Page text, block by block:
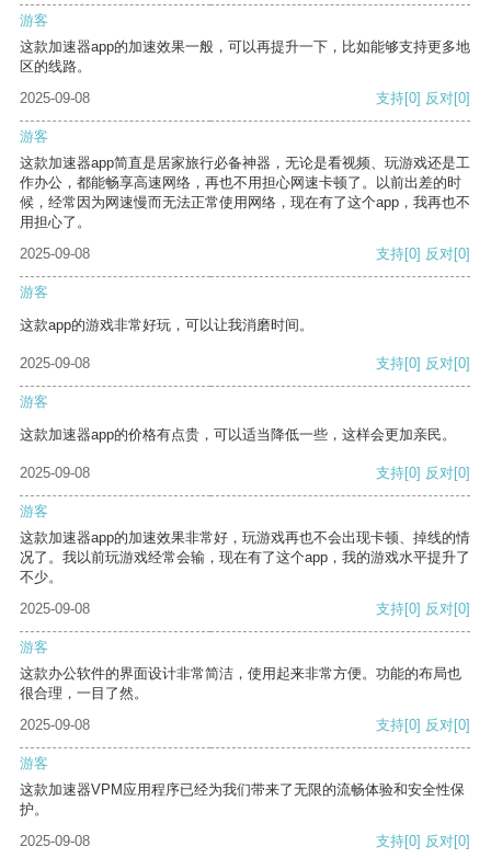
游客
这款加速器app的加速效果一般，可以再提升一下，比如能够支持更多地
区的线路。
2025-09-08
支持[0] 反对[0]
游客
这款加速器app简直是居家旅行必备神器，无论是看视频、玩游戏还是工
作办公，都能畅享高速网络，再也不用担心网速卡顿了。以前出差的时
候，经常因为网速慢而无法正常使用网络，现在有了这个app，我再也不
用担心了。
2025-09-08
支持[0] 反对[0]
游客
这款app的游戏非常好玩，可以让我消磨时间。
2025-09-08 支持[0] 反对[0]
游客
这款加速器app的价格有点贵，可以适当降低一些，这样会更加亲民。
2025-09-08 支持[0] 反对[0]
游客
这款加速器app的加速效果非常好，玩游戏再也不会出现卡顿、掉线的情
况了。我以前玩游戏经常会输，现在有了这个app，我的游戏水平提升了
不少。
2025-09-08
支持[0] 反对[0]
游客
这款办公软件的界面设计非常简洁，使用起来非常方便。功能的布局也
很合理，一目了然。
2025-09-08
支持[0] 反对[0]
游客
这款加速器VPM应用程序已经为我们带来了无限的流畅体验和安全性保
护。
2025-09-08
支持[0] 反对[0]